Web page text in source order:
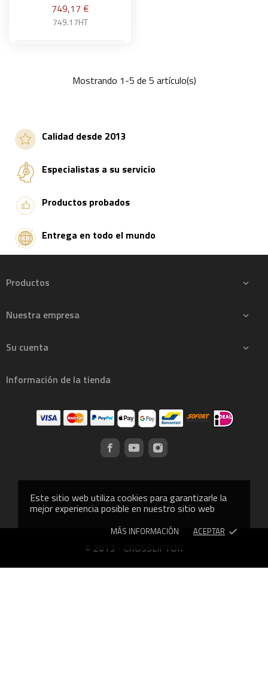
Este sitio web utiliza cookies para garantizarle la
mejor experiencia posible en nuestro sitio web
MÁS INFORMACIÓN ACEPTAR done
Precio
749,17 €
749.17HT
Añadir a la cestaMostrando 1-5 de 5 artículo(s)
Calidad desde 2013
Especialistas a su servicio
Productos probados
Entrega en todo el mundo
Productos 
Nuestra empresa 
Su cuenta 
Información de la tienda
© 2013 - CROSSLIFTOR